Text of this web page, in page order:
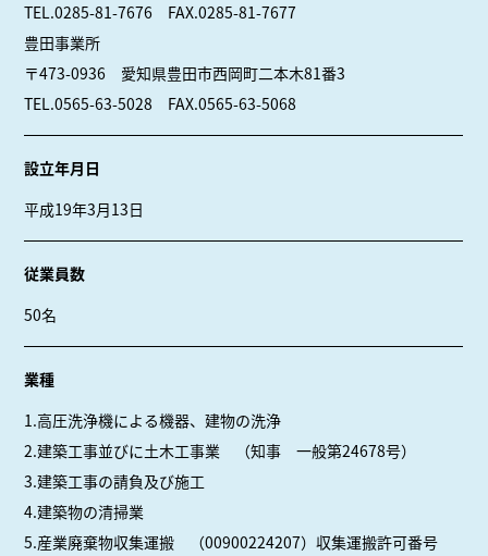
TEL.0285-81-7676 FAX.0285-81-7677
豊田事業所
〒473-0936 愛知県豊田市西岡町二本木81番3
TEL.0565-63-5028 FAX.0565-63-5068
設立年月日
平成19年3月13日
従業員数
50名
業種
1.高圧洗浄機による機器、建物の洗浄
2.建築工事並びに土木工事業 （知事 一般第24678号）
3.建築工事の請負及び施工
4.建築物の清掃業
5.産業廃棄物収集運搬 （00900224207）収集運搬許可番号